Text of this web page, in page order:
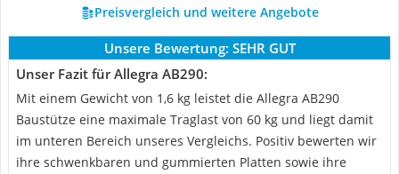
Preisvergleich und weitere Angebote
Unsere Bewertung: SEHR GUT
Unser Fazit für Allegra AB290:
Mit einem Gewicht von 1,6 kg leistet die Allegra AB290
Baustütze eine maximale Traglast von 60 kg und liegt damit
im unteren Bereich unseres Vergleichs. Positiv bewerten wir
ihre schwenkbaren und gummierten Platten sowie ihre